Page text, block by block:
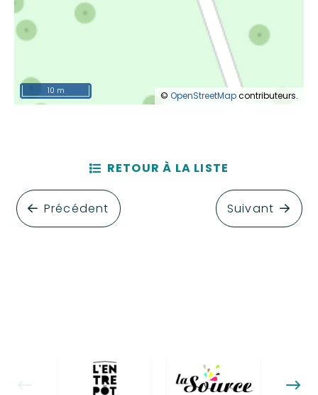
© OpenStreetMapcontributeurs.
10 m
Précédent
RETOUR À LA LISTE
Suivant